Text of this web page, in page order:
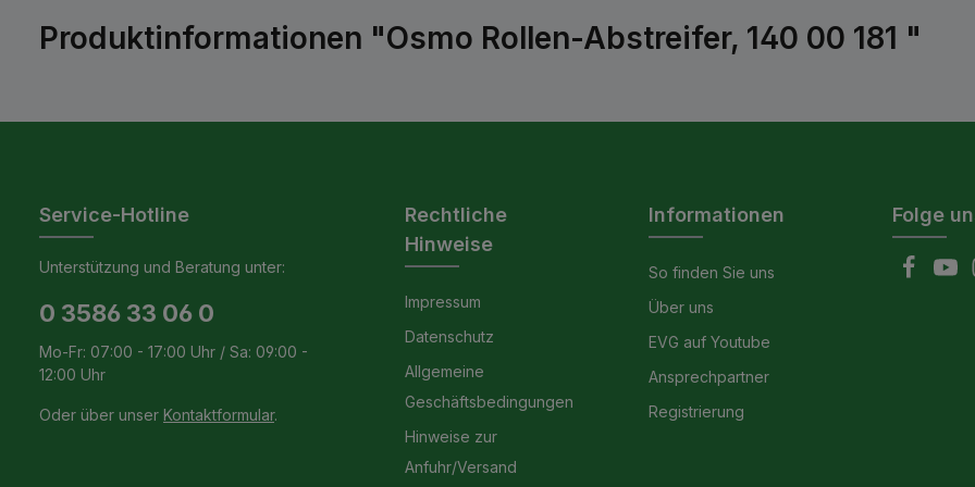
Produktinformationen "Osmo Rollen-Abstreifer, 140 00 181 "
Service-Hotline
Unterstützung und Beratung unter:
0 3586 33 06 0
Mo-Fr: 07:00 - 17:00 Uhr / Sa: 09:00 -
12:00 Uhr
Oder über unser Kontaktformular.
Rechtliche
Hinweise
Impressum
Datenschutz
Allgemeine
Geschäftsbedingungen
Hinweise zur
Anfuhr/Versand
Informationen
So finden Sie uns
Über uns
EVG auf Youtube
Ansprechpartner
Registrierung
Folge